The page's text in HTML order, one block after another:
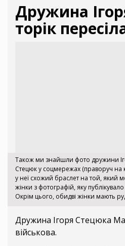
Дружина
торік
Також ми знайшли фото дружини
Стецюк у соцмережах (праворуч на
у неї схожий браслет на той, який
жінки з фотографій, яку
Окрім цього, обидві жінки мають
Дружина Ігоря Стецюка
військова.